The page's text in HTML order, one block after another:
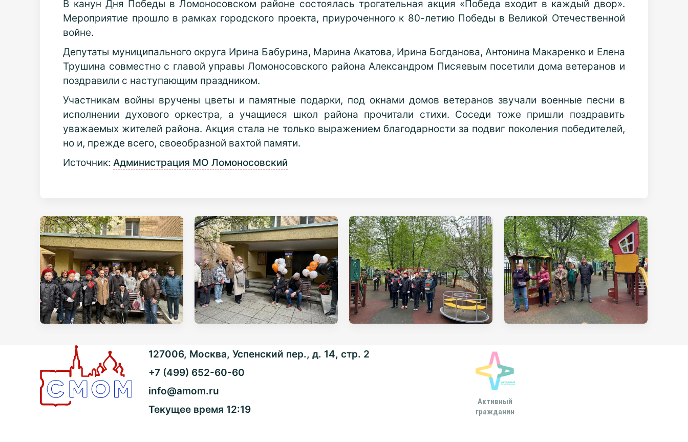
В канун Дня Победы в Ломоносовском районе состоялась трогательная акция «Победа входит в каждый двор».
Мероприятие прошло в рамках городского проекта, приуроченного к 80-летию Победы в Великой Отечественной
войне.
Депутаты муниципального округа Ирина Бабурина, Марина Акатова, Ирина Богданова, Антонина Макаренко и Елена
Трушина совместно с главой управы Ломоносовского района Александром Писяевым посетили дома ветеранов и
поздравили с наступающим праздником.
Участникам войны вручены цветы и памятные подарки, под окнами домов ветеранов звучали военные песни в
исполнении духового оркестра, а учащиеся школ района прочитали стихи. Соседи тоже пришли поздравить
уважаемых жителей района. Акция стала не только выражением благодарности за подвиг поколения победителей,
но и, прежде всего, своеобразной вахтой памяти.
Источник:Администрация МО Ломоносовский
127006, Москва, Успенский пер., д. 14, стр. 2
+7 (499) 652-60-60
info@amom.ru
Текущее время 12:19
Активный
гражданин